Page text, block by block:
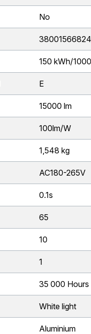
No
150 kWh/
E
15000 lm
100lm/W
1,548 kg
AC180-265V
0.1s
65
10
1
35 000 Hours
White light
Aluminium